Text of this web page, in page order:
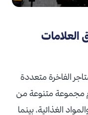
العلامات
الفاخرة متعددة
من 8 طوابق تقدم مجموعة متنوعة من
الغذائية، بينما